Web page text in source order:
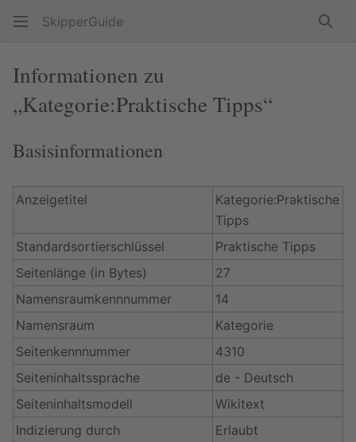
SkipperGuide
Informationen zu
„Kategorie:Praktische Tipps“
Basisinformationen
Anzeigetitel
Kategorie:Praktische
Tipps
Standardsortierschlüssel
Praktische Tipps
Seitenlänge (in Bytes)
27
Namensraumkennnummer
14
Namensraum
Kategorie
Seitenkennnummer
4310
Seiteninhaltssprache
de - Deutsch
Seiteninhaltsmodell
Wikitext
Indizierung durch
Erlaubt